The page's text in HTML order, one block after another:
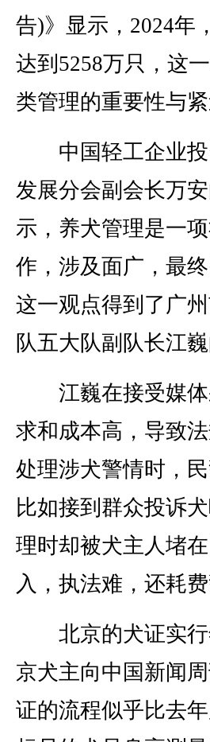
告)》显示，2024年
达到5258万只，这
类管理的重要性与紧
中国轻工企业投
发展分会副会长万
示，养犬管理是一
作，涉及面广，最
这一观点得到了广
队五大队副队长江巍
江巍在接受媒体
求和成本高，导致
处理涉犬警情时，
比如接到群众投诉
理时却被犬主人堵
入，执法难，还耗费
北京的犬证实行
京犬主向中国新闻
证的流程似乎比去